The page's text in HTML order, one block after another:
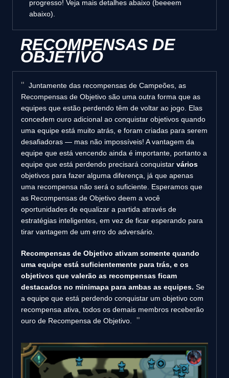
progresso! Veja mais detalhes abaixo (beeeem
abaixo).
RECOMPENSAS DE
OBJETIVO
Juntamente das recompensas de Campeões, as
Recompensas de Objetivo são uma outra forma que as
equipes que estão perdendo têm de voltar ao jogo. Elas
concedem ouro adicional ao conquistar objetivos quando
uma equipe está muito atrás, e foram criadas para serem
desafiadoras — mas não impossíveis! A vantagem da
equipe que está vencendo ainda é importante, portanto a
equipe que está perdendo precisará conquistar vários
objetivos para fazer alguma diferença, já que apenas
uma recompensa não será o suficiente. Esperamos que
as Recompensas de Objetivo deem a você
oportunidades de equalizar a partida através de
estratégias inteligentes, em vez de ficar esperando para
tirar vantagem de um erro do adversário.
Recompensas de Objetivo ativam somente quando
uma equipe está suficientemente para trás, e os
objetivos que valerão as recompensas ficam
destacados no minimapa para ambas as equipes. Se
a equipe que está perdendo conquistar um objetivo com
recompensa ativa, todos os demais membros receberão
ouro de Recompensa de Objetivo.